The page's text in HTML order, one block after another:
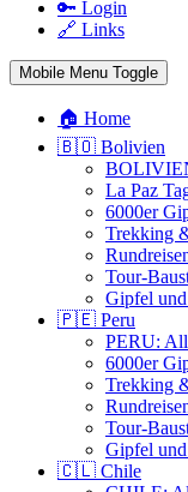
🔑 Login
🔗 Links
Mobile Menu Toggle
🏠 Home
🇧🇴 Bolivien
La Paz
6000er
Trekking
Tour-
Gipfel
🇵🇪 Peru
PERU:
6000er
Trekking
Tour-
Gipfel
🇨🇱 Chile